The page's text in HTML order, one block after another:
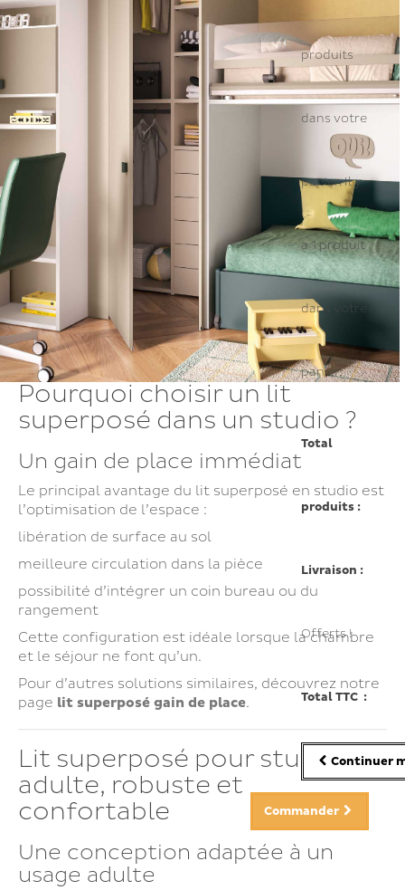
produits
dans votre
panier.Il y
a 1 produit
dans votre
panier.
Total
produits :
Livraison :
Offerts !
Total TTC :
Continuer
Commander
Pourquoi choisir un lit
superposé dans un studio ?
Un gain de place immédiat
Le principal avantage du lit superposé en studio est
l’optimisation de l’espace :
libération de surface au sol
meilleure circulation dans la pièce
possibilité d’intégrer un coin bureau ou du
rangement
Cette configuration est idéale lorsque la chambre
et le séjour ne font qu’un.
Pour d’autres solutions similaires, découvrez notre
page lit superposé gain de place.
Lit superposé pour studio :
adulte, robuste et
confortable
Une conception adaptée à un
usage adulte